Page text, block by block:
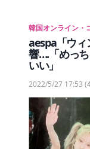
韓国オンライン・
aespa「ウィ
響….「めっ
いい」
2022/5/27 17:53